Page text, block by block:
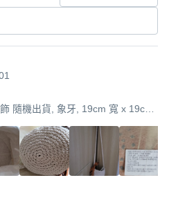
隨機出貨, 象牙, 19cm 寬 x 19cm